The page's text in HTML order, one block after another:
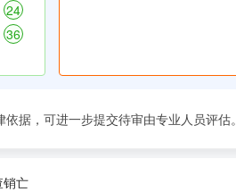
24
36
据，可进一步提交待审由专业人员评估。
销亡